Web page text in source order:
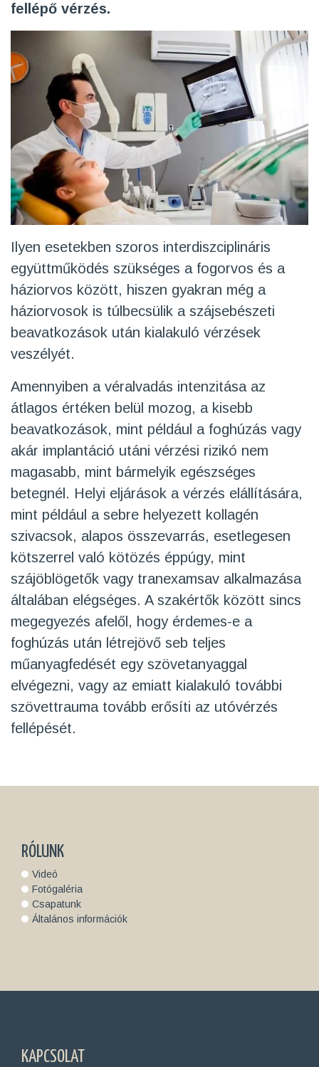
fellépő vérzés.
Ilyen esetekben szoros interdiszciplináris
együttműködés szükséges a fogorvos és a
háziorvos között, hiszen gyakran még a
háziorvosok is túlbecsülik a szájsebészeti
beavatkozások után kialakuló vérzések
veszélyét.
Amennyiben a véralvadás intenzitása az
átlagos értéken belül mozog, a kisebb
beavatkozások, mint például a foghúzás vagy
akár implantáció utáni vérzési rizikó nem
magasabb, mint bármelyik egészséges
betegnél. Helyi eljárások a vérzés elállítására,
mint például a sebre helyezett kollagén
szivacsok, alapos összevarrás, esetlegesen
kötszerrel való kötözés éppúgy, mint
szájöblögetők vagy tranexamsav alkalmazása
általában elégséges. A szakértők között sincs
megegyezés afelől, hogy érdemes-e a
foghúzás után létrejövő seb teljes
műanyagfedését egy szövetanyaggal
elvégezni, vagy az emiatt kialakuló további
szövettrauma tovább erősíti az utóvérzés
fellépését.
RÓLUNK
Videó
Fotógaléria
Csapatunk
Általános információk
KAPCSOLAT